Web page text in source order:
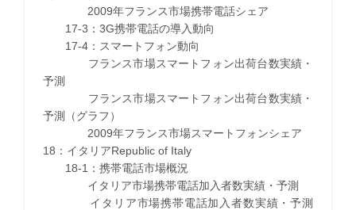
2009年フランス市場携帯電話シェア
17-3：3G携帯電話の導入動向
17-4：スマートフォン動向
フランス市場スマートフォン出荷台数実績・
予測
フランス市場スマートフォン出荷台数実績・
予測（グラフ）
2009年フランス市場スマートフォンシェア
18：イタリアRepublic of Italy
18-1：携帯電話市場概況
イタリア市場携帯電話加入者数実績・予測
イタリア市場携帯電話加入者数実績・予測